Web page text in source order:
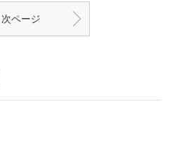
次ページ